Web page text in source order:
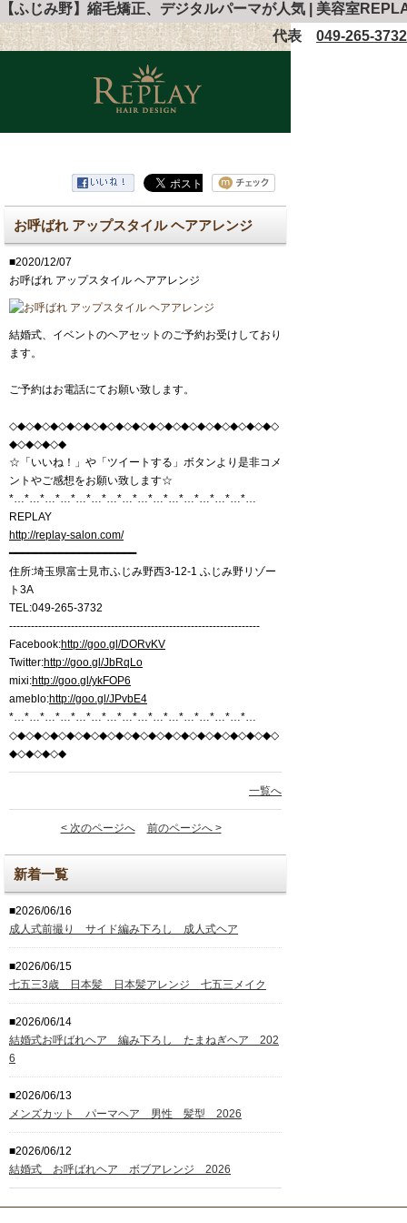
【ふじみ野】縮毛矯正、デジタルパーマが人気 | 美容室
代表 049-265-3732
お呼ばれ アップスタイル ヘアアレンジ
■2020/12/07
お呼ばれ アップスタイル ヘアアレンジ
結婚式、イベントのヘアセットのご予約お受けしており
ます。
ご予約はお電話にてお願い致します。
◇◆◇◆◇◆◇◆◇◆◇◆◇◆◇◆◇◆◇◆◇◆◇◆◇◆◇◆◇◆◇◆◇
◆◇◆◇◆◇◆
☆「いいね！」や「ツイートする」ボタンより是非コメ
ントやご感想をお願い致します☆
*…*…*…*…*…*…*…*…*…*…*…*…*…*…*…*…
REPLAY
http://replay-salon.com/
━━━━━━━━━━━━━━━━━━━━
住所:埼玉県富士見市ふじみ野西3-12-1 ふじみ野リゾー
ト3A
TEL:049-265-3732
---------------------------------------------------------------------
Facebook:http://goo.gl/DORvKV
Twitter:http://goo.gl/JbRqLo
mixi:http://goo.gl/ykFOP6
ameblo:http://goo.gl/JPvbE4
*…*…*…*…*…*…*…*…*…*…*…*…*…*…*…*…
◇◆◇◆◇◆◇◆◇◆◇◆◇◆◇◆◇◆◇◆◇◆◇◆◇◆◇◆◇◆◇◆◇
◆◇◆◇◆◇◆
一覧へ
< 次のページへ 前のページへ >
新着一覧
■2026/06/16
成人式前撮り サイド編み下ろし 成人式ヘア
■2026/06/15
七五三3歳 日本髪 日本髪アレンジ 七五三メイク
■2026/06/14
結婚式お呼ばれヘア 編み下ろし たまねぎヘア 202
6
■2026/06/13
メンズカット パーマヘア 男性 髪型 2026
■2026/06/12
結婚式 お呼ばれヘア ボブアレンジ 2026